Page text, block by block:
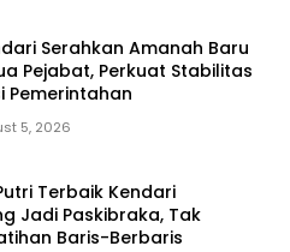
Serahkan Amanah Baru
Pejabat, Perkuat Stabilitas
Pemerintahan
5, 2026
Terbaik Kendari
Jadi Paskibraka, Tak
Baris-Berbaris